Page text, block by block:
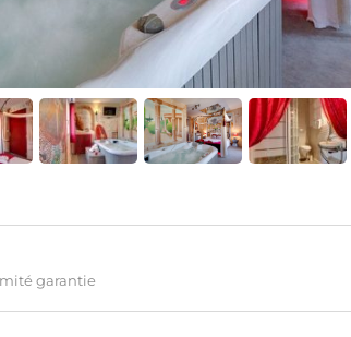
garantie